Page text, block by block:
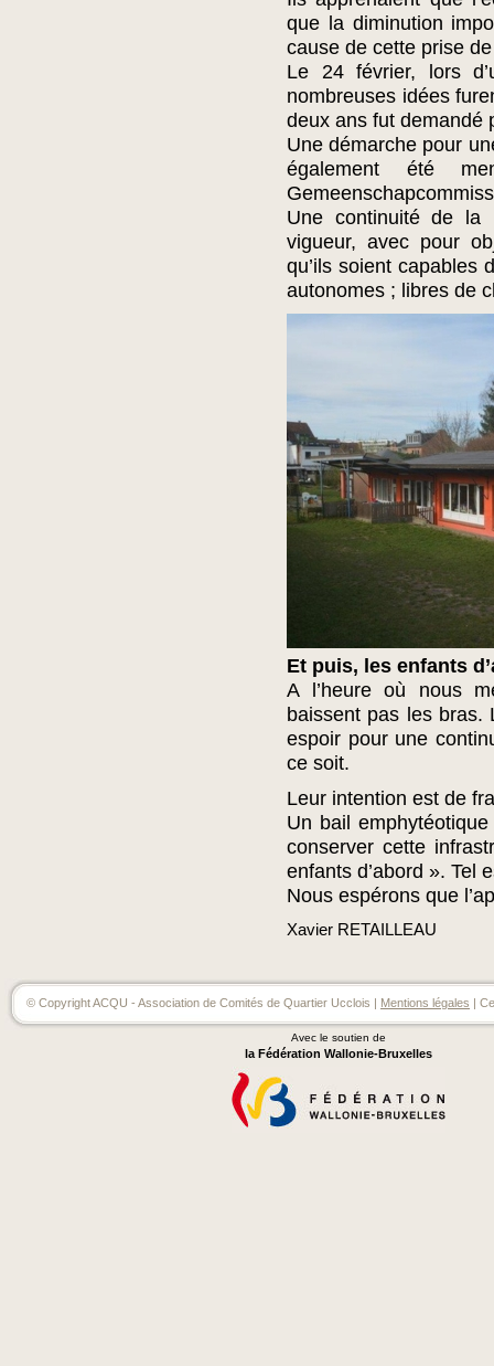
que la diminution
cause de cette prise
Le 24 février, lors
nombreuses idées
deux ans fut demandé
Une démarche pour
également été
Une continuité de la
vigueur, avec pour
qu’ils soient capables
autonomes ; libres de
Et puis, les enfants
A l’heure où nous
baissent pas les bras.
espoir pour une
ce soit.
Leur intention est de
Un bail
conserver cette
enfants d’abord ». Tel
Nous espérons que
Xavier RETAILLEAU
© Copyright ACQU - Association de Comités de Quartier Ucclois | Mentions légales |
Avec le soutien de
la Fédération Wallonie-Bruxelles